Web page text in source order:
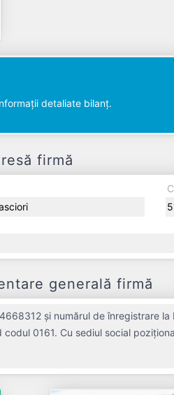
detaliate bilanț.
firmă
generală firmă
și numărul de înregistrare
0161. Cu sediul social